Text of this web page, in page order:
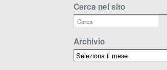
Cerca nel sito
Archivio
Archivio